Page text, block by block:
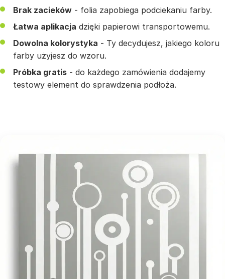
Brak zacieków - folia zapobiega podciekaniu farby.
Łatwa aplikacja dzięki papierowi transportowemu.
Dowolna kolorystyka - Ty decydujesz, jakiego koloru
farby użyjesz do wzoru.
Próbka gratis - do każdego zamówienia dodajemy
testowy element do sprawdzenia podłoża.